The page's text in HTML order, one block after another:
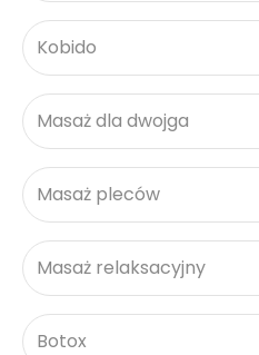
Kobido
Masaż dla dwojga
Masaż pleców
Masaż relaksacyjny
Botox